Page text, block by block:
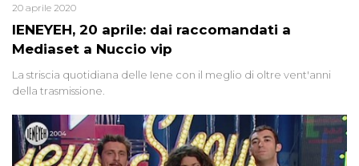
IENEYEH, 20 aprile: dai raccomandati a
Mediaset a Nuccio vip
20 aprile 2020
La striscia quotidiana delle Iene con il meglio di oltre vent'anni
della trasmissione.